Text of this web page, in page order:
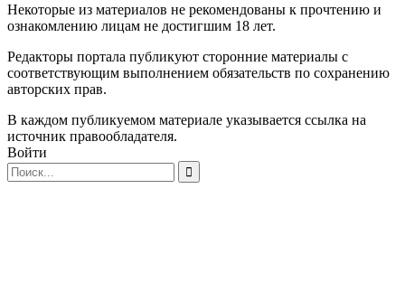
Некоторые из материалов не рекомендованы к прочтению и
ознакомлению лицам не достигшим 18 лет.
Редакторы портала публикуют сторонние материалы с
соответствующим выполнением обязательств по сохранению
авторских прав.
В каждом публикуемом материале указывается ссылка на
источник правообладателя.
Войти